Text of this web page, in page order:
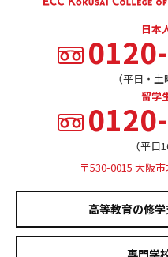
日本
（平日・
留学
（平日
〒530-0015 大阪
高等教育の修学